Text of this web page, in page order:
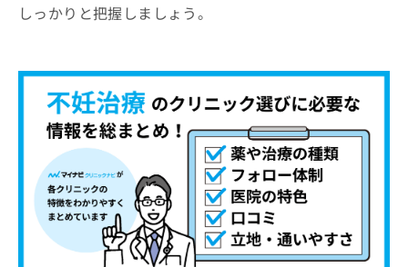
しっかりと把握しましょう。